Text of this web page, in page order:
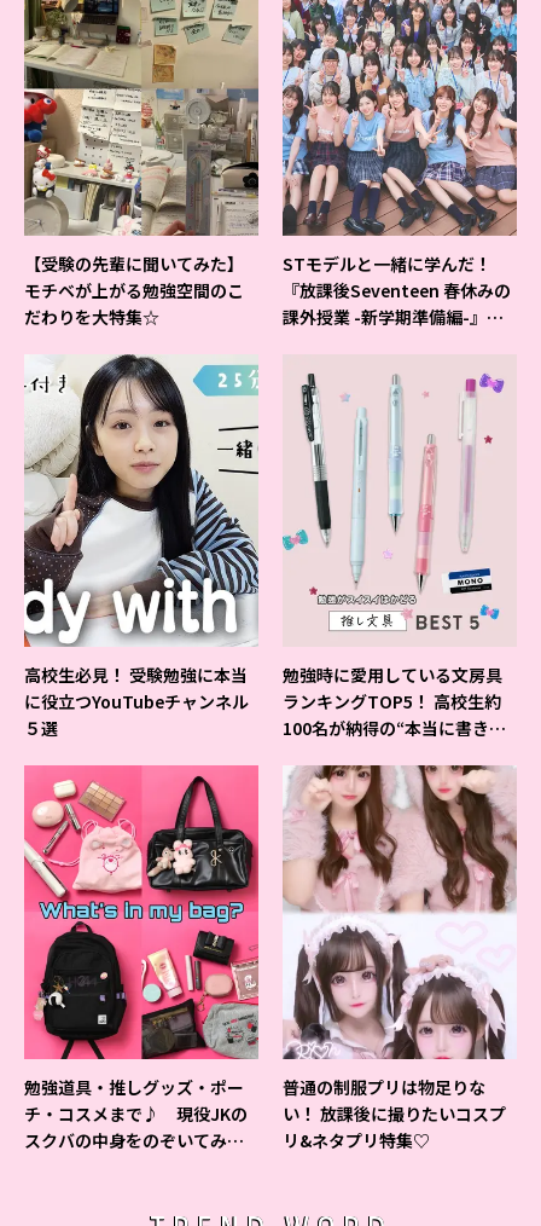
【受験の先輩に聞いてみた】
モチベが上がる勉強空間のこ
だわりを大特集☆
STモデルと一緒に学んだ！
『放課後Seventeen 春休みの
課外授業 -新学期準備編-』イ
高校生必見！ 受験勉強に本当
に役立つYouTubeチャンネル
５選
勉強時に愛用している文房具
ランキングTOP5！ 高校生約
100名が納得の“本当に書きや
勉強道具・推しグッズ・ポー
チ・コスメまで♪ 現役JKの
スクバの中身をのぞいてみ
普通の制服プリは物足りな
い！ 放課後に撮りたいコスプ
リ&ネタプリ特集♡